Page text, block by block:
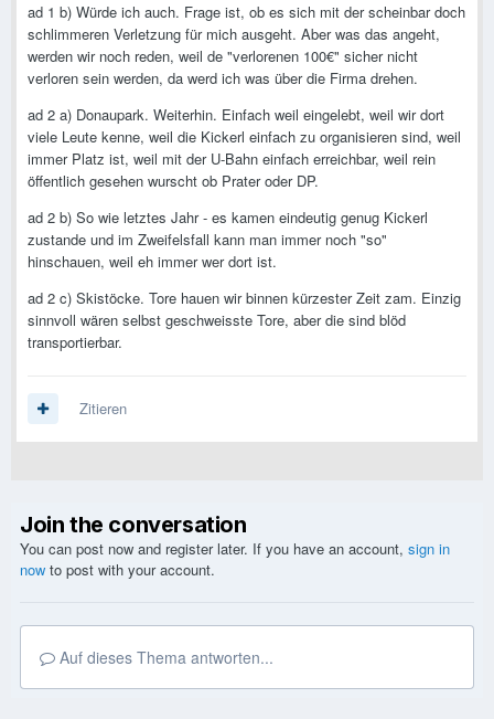
ad 1 b) Würde ich auch. Frage ist, ob es sich mit der scheinbar doch
schlimmeren Verletzung für mich ausgeht. Aber was das angeht,
werden wir noch reden, weil de "verlorenen 100€" sicher nicht
verloren sein werden, da werd ich was über die Firma drehen.
ad 2 a) Donaupark. Weiterhin. Einfach weil eingelebt, weil wir dort
viele Leute kenne, weil die Kickerl einfach zu organisieren sind, weil
immer Platz ist, weil mit der U-Bahn einfach erreichbar, weil rein
öffentlich gesehen wurscht ob Prater oder DP.
ad 2 b) So wie letztes Jahr - es kamen eindeutig genug Kickerl
zustande und im Zweifelsfall kann man immer noch "so"
hinschauen, weil eh immer wer dort ist.
ad 2 c) Skistöcke. Tore hauen wir binnen kürzester Zeit zam. Einzig
sinnvoll wären selbst geschweisste Tore, aber die sind blöd
transportierbar.
Zitieren
Join the conversation
You can post now and register later. If you have an account, sign in
now to post with your account.
Auf dieses Thema antworten...